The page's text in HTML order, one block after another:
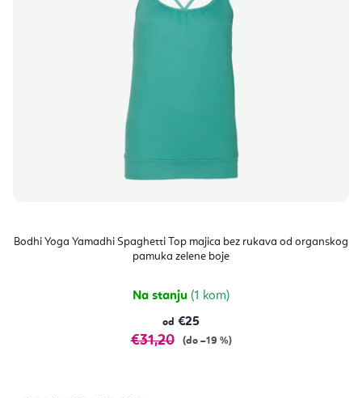
Bodhi Yoga Yamadhi Spaghetti Top majica bez rukava od organskog
pamuka zelene boje
Na stanju (1 kom)
od €25
€31,20 (do –19 %)